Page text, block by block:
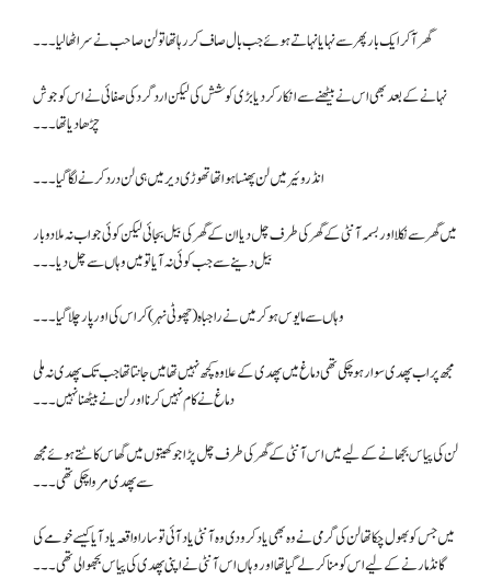
گھر آ کر ایک بار پھر سے نہایا نہاتے ہوئے جب بال صاف کر رہا تھا تو لن صاحب نے سر اٹھا لیا ۔۔۔
نہانے کے بعد بھی اس نے بیٹھنے سے انکار کر دیا بڑی کوشش کی لیکن ارد گرد کی صفائی نے اس کو جوش
چڑھا دیا تھا۔۔۔
انڈروئیر میں لن پھنسا ہوا تھا تھوڑی دیر میں ہی لن درد کرنے لگا گیا۔۔۔
میں گھر سے نکلا اور بسمہ آنٹی کے گھر کی طرف چل دیا ان کے گھر کی بیل بجائی لیکن کوئی جواب نہ ملا دو بار
بیل دینے سے جب کوئی نہ آیا تو میں وہاں سے چل دیا۔۔۔
وہاں سے مایوس ہو کر میں نے راجباہ (چھوٹی نہر) کراس کی اور پار چلا گیا۔۔۔
مجھ پر اب پھدی سوار ہو چکی تھی دماغ میں پھدی کے علاوہ کچھ نہیں تھا میں جانتا تھاجب تک پھدی نہ ملی
دماغ نے کام نہیں کرنا اور لن نے بیٹھنا نہیں۔۔۔
لن کی پیاس بجھانے کے لیے میں اس آنٹی کے گھر کی طرف چل پڑا جو کھیتوں میں گھاس کاٹتے ہوئے مجھ
سے پھدی مروا چکی تھی۔۔۔
میں جس کو بھول چکا تھا لن کی گرمی نے وہ بھی یاد کرو دی وہ آنٹی یاد آئی تو سارا واقعہ یاد آیا کیسے خومے کی
گانڈ مارنے کے لیے اس کو منا کر لے گیا تھا اور وہاں اس آنٹی نے اپنی پھدی کی پیاس بجھوا لی تھی۔۔۔